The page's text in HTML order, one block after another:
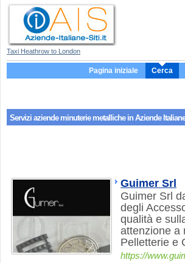
Taxi Heathrow to London
Pagina iniziale Cerca
Servizi aziende minuterie metallichein Aziende
Guimer Srl
Guimer Srl
degli
qualità e
attenzione a
Pelletterie e
https://